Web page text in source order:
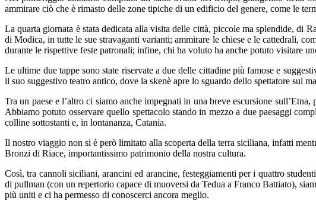
ammirare ciò che è rimasto delle zone tipiche di un edificio del genere, come le
La quarta giornata è stata dedicata alla visita delle città, piccole ma splendide, di
di Modica, in tutte le sue stravaganti varianti; ammirare le chiese e le cattedrali,
durante le rispettive feste patronali; infine, chi ha voluto ha anche potuto visitare
Le ultime due tappe sono state riservate a due delle cittadine più famose e
il suo suggestivo teatro antico, dove la skenè apre lo sguardo dello spettatore sul
Tra un paese e l’altro ci siamo anche impegnati in una breve escursione
Abbiamo potuto osservare quello spettacolo stando in mezzo a due paesaggi
colline sottostanti e, in lontananza, Catania.
Il nostro viaggio non si è però limitato alla scoperta della terra siciliana, infatti
Bronzi di Riace, importantissimo patrimonio della nostra cultura.
Così, tra cannoli siciliani, arancini ed arancine, festeggiamenti per i quattro
di pullman (con un repertorio capace di muoversi da Tedua a Franco Battiato),
più uniti e ci ha permesso di conoscerci ancora meglio.